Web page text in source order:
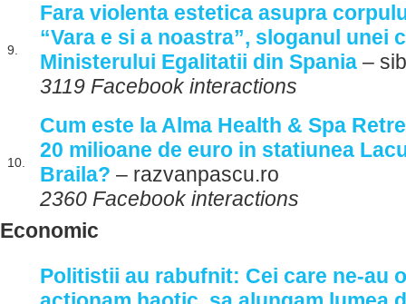
9.
Fara violenta estetica asupra
“Vara e si a noastra”, sloganul unei
Ministerului Egalitatii din Spania –
3119 Facebook interactions
10.
Cum este la Alma Health & Spa
20 milioane de euro in statiunea
Braila? – razvanpascu.ro
2360 Facebook interactions
Economic
Politistii au rabufnit: Cei care ne-au